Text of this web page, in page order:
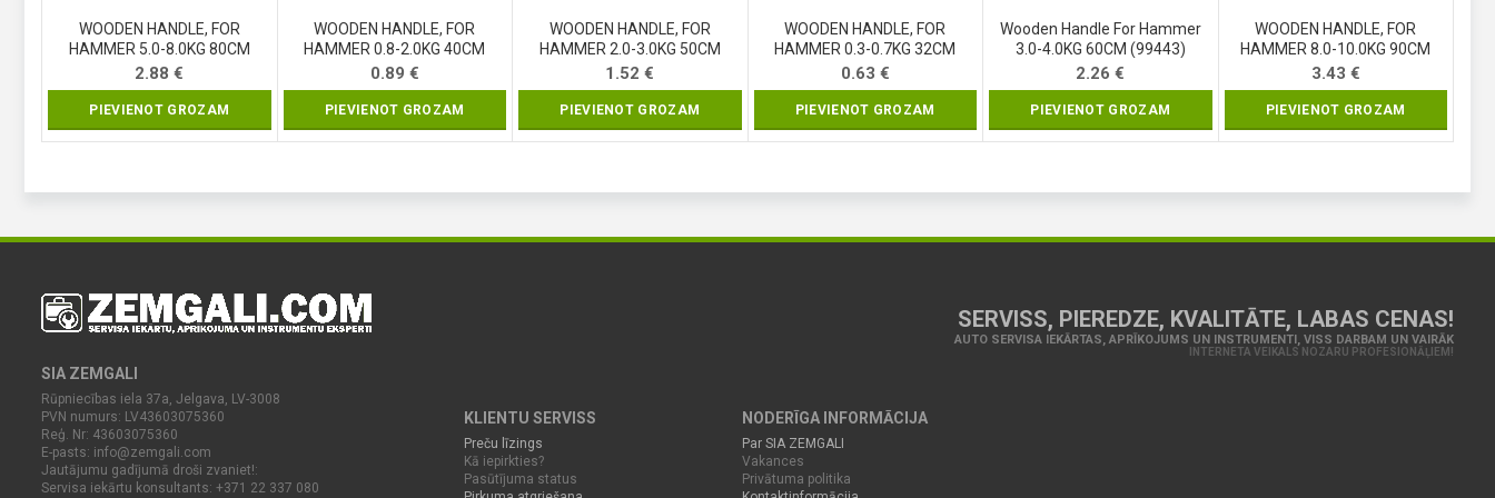
WOODEN HANDLE, FOR
HAMMER 5.0-8.0KG 80CM
(99445)
2.88€
PIEVIENOT GROZAM
WOODEN HANDLE, FOR
HAMMER 0.8-2.0KG 40CM
(99440)
0.89 €
PIEVIENOT GROZAM
WOODEN HANDLE, FOR
HAMMER 2.0-3.0KG 50CM
(99442)
1.52€
PIEVIENOT GROZAM
WOODEN HANDLE, FOR
HAMMER 0.3-0.7KG 32CM
(99436)
0.63 €
PIEVIENOT GROZAM
Wooden Handle For Hammer
3.0-4.0KG 60CM (99443)
2.26€
PIEVIENOT GROZAM
WOODEN HANDLE, FOR
HAMMER 8.0-10.0KG 90CM
(99446)
3.43 €
PIEVIENOT GROZAM
SIA ZEMGALI
Rūpniecības iela 37a, Jelgava, LV-3008
PVN numurs: LV43603075360
Reģ. Nr: 43603075360
E-pasts: info@zemgali.com
Jautājumu gadījumā droši zvaniet!:
Servisa iekārtu konsultants: +371 22 337 080
SERVISS, PIEREDZE, KVALITĀTE, LABAS CENAS!
AUTO SERVISA IEKĀRTAS, APRĪKOJUMS UN INSTRUMENTI, VISS DARBAM UN VAIRĀK
INTERNETA VEIKALS NOZARU PROFESIONĀĻIEM!
KLIENTU SERVISS
Preču līzings
Kā iepirkties?
Pasūtījuma status
NODERĪGA INFORMĀCIJA
Par SIA ZEMGALI
Vakances
Privātuma politika